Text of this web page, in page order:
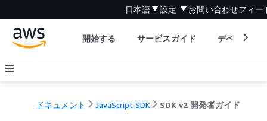
日本語 設定 お問い合わせフィー
開始する サービスガイド デベロッパ
ドキュメント JavaScript SDK SDK v2 開発者ガイド